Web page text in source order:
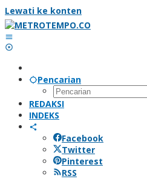
Lewati ke konten
Pencarian
REDAKSI
INDEKS
Facebook
Twitter
Pinterest
RSS